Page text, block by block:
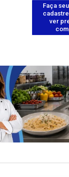
Faça
ver